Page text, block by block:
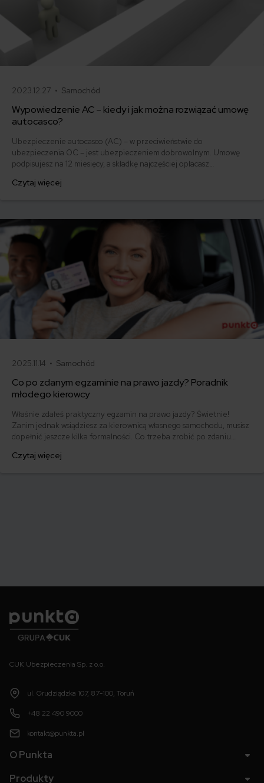
2023.12.27 • Samochód
Wypowiedzenie AC – kiedy i jak można rozwiązać umowę
autocasco?
Ubezpieczenie autocasco (AC) – w przeciwieństwie do
ubezpieczenia OC – jest ubezpieczeniem dobrowolnym. Umowę
podpisujesz na 12 miesięcy, a składkę najczęściej opłacasz
ofertę lub zdecydowałeś się sprzedać samochód w trakcie trwania
Czytaj więcej
2025.11.14 • Samochód
Co po zdanym egzaminie na prawo jazdy? Poradnik
młodego kierowcy
Właśnie zdałeś praktyczny egzamin na prawo jazdy? Świetnie!
Zanim jednak wsiądziesz za kierownicą własnego samochodu, musisz
dopełnić jeszcze kilka formalności. Co trzeba zrobić po zdaniu
którym szybko załatwisz sprawy urzędowe i będziesz mógł prowadzić
Czytaj więcej
CUK Ubezpieczenia Sp. z o.o.
ul. Grudziądzka 107, 87-100, Toruń
+48 22 490 9000
kontakt@punkta.pl
O Punkta
Produkty